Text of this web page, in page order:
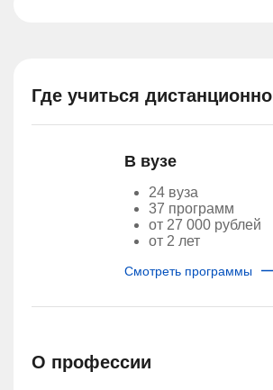
Где учиться дистанционно
В вузе
24 вуза
37 программ
от 27 000 рублей
от 2 лет
Смотреть программы
О профессии